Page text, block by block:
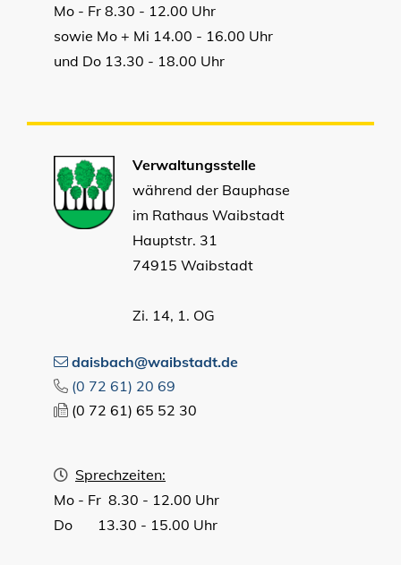
Mo - Fr 8.30 - 12.00 Uhr
sowie Mo + Mi 14.00 - 16.00 Uhr
und Do 13.30 - 18.00 Uhr
Verwaltungsstelle
während der Bauphase
im Rathaus Waibstadt
Hauptstr. 31
74915 Waibstadt
Zi. 14, 1. OG
daisbach@waibstadt.de
(0 72 61) 20 69
(0 72 61) 65 52 30
Sprechzeiten:
Mo - Fr 8.30 - 12.00 Uhr
Do 13.30 - 15.00 Uhr